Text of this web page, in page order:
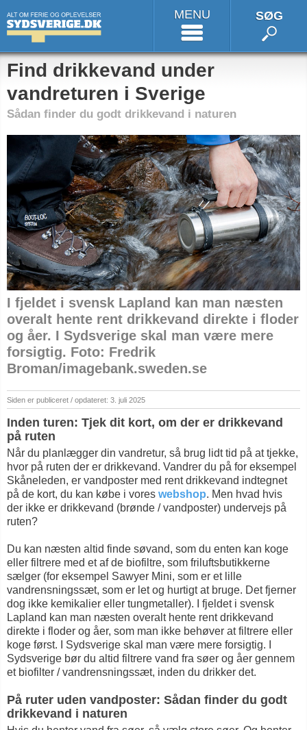
MENU SØG
Find drikkevand under
vandreturen i Sverige
Sådan finder du godt drikkevand i naturen
I fjeldet i svensk Lapland kan man næsten
overalt hente rent drikkevand direkte i floder
og åer. I Sydsverige skal man være mere
forsigtig. Foto: Fredrik
Broman/imagebank.sweden.se
Siden er publiceret / opdateret: 3. juli 2025
Inden turen: Tjek dit kort, om der er drikkevand
på ruten
Når du planlægger din vandretur, så brug lidt tid på at tjekke,
hvor på ruten der er drikkevand. Vandrer du på for eksempel
Skåneleden, er vandposter med rent drikkevand indtegnet
på de kort, du kan købe i vores webshop. Men hvad hvis
der ikke er drikkevand (brønde / vandposter) undervejs på
ruten?
Du kan næsten altid finde søvand, som du enten kan koge
eller filtrere med et af de biofiltre, som friluftsbutikkerne
sælger (for eksempel Sawyer Mini, som er et lille
vandrensningssæt, som er let og hurtigt at bruge. Det fjerner
dog ikke kemikalier eller tungmetaller). I fjeldet i svensk
Lapland kan man næsten overalt hente rent drikkevand
direkte i floder og åer, som man ikke behøver at filtrere eller
koge først. I Sydsverige skal man være mere forsigtig. I
Sydsverige bør du altid filtrere vand fra søer og åer gennem
et biofilter / vandrensningssæt, inden du drikker det.
På ruter uden vandposter: Sådan finder du godt
drikkevand i naturen